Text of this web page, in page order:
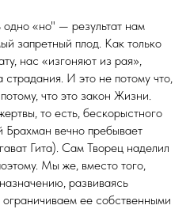
одно «но" — результат нам
запретный плод. Как только
нас «изгоняют из рая»,
И это не потому что,
что это закон Жизни.
то есть, бескорыстного
вечно пребывает
Гита). Сам Творец наделил
Мы же, вместо того,
развиваясь
ограничиваем ее собственными